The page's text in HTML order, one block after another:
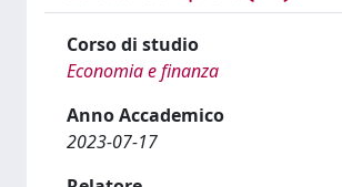
Corso di studio
Economia e finanza
Anno Accademico
2023-07-17